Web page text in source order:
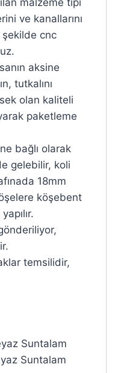
ve kanallarını
cnc
aksine
tutkalını
olan kaliteli
paketleme
bağlı olarak
gelebilir, koli
18mm
köşebent
temsilidir,
Suntalam
Suntalam